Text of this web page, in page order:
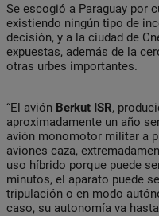
Se escogió a Paraguay por
existiendo ningún tipo de
decisión, y a la ciudad de
expuestas, además de la
otras urbes importantes.
“El avión Berkut ISR,
aproximadamente un año
avión monomotor militar a
aviones caza,
uso híbrido porque puede
minutos, el aparato puede
tripulación o en modo
caso, su autonomía va